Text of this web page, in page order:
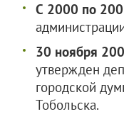
С 2000 по
30 ноября
утвержден
городской
Тобольска.